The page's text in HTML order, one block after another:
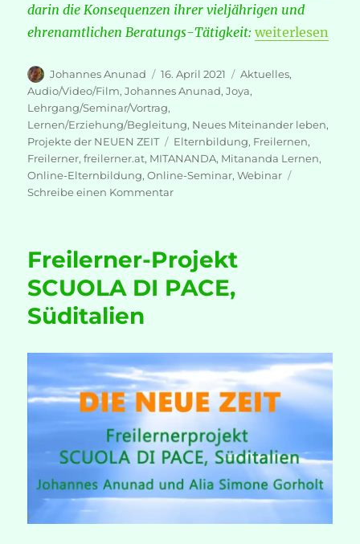
darin die Konsequenzen ihrer vieljährigen und
ehrenamtlichen Beratungs-Tätigkeit: „Mitananda ∞
weiterlesen
Autor
Johannes Anunad
Veröffentlicht
am
16. April 2021 Kategorien
Aktuelles,
Audio/Video/Film,Johannes Anunad,Joya,
Lehrgang/Seminar/Vortrag,
Lernen/Erziehung/Begleitung, Neues Miteinander leben,
Projekte der NEUEN ZEIT
Schlagwörter
Elternbildung, Freilernen,
Freilerner,freilerner.at, MITANANDA, Mitananda Lernen,
Online-Elternbildung,Online-Seminar,Webinar
Schreibe einen Kommentarzu
Freilerner-Projekt
SCUOLA DI PACE,
Süditalien